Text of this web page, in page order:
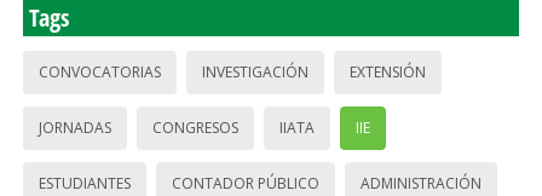
Tags
CONVOCATORIAS INVESTIGACIÓN EXTENSIÓN
JORNADAS CONGRESOS IIATA IIE
ESTUDIANTES CONTADOR PÚBLICO ADMINISTRACIÓN